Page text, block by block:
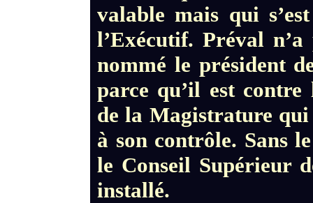
valable mais qui
l’Exécutif. Préval
nommé le président
parce qu’il est
de la Magistrature
à son contrôle. Sans
le Conseil Supérieur
installé.